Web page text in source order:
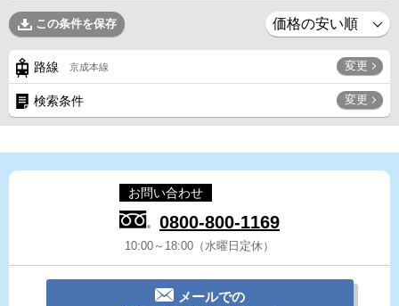
この条件を保存
路線 京成本線 変更
検索条件 変更
お問い合わせ
0800-800-1169
10:00～18:00（水曜日定休）
メールでの